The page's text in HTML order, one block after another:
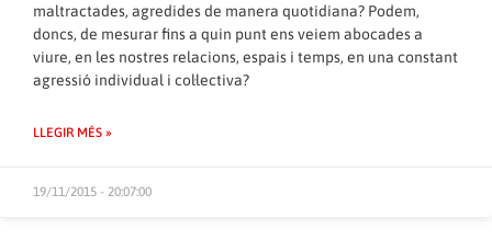
maltractades, agredides de manera quotidiana? Podem,
doncs, de mesurar fins a quin punt ens veiem abocades a
viure, en les nostres relacions, espais i temps, en una constant
agressió individual i col·lectiva?
LLEGIR MÉS »
19/11/2015 - 20:07:00